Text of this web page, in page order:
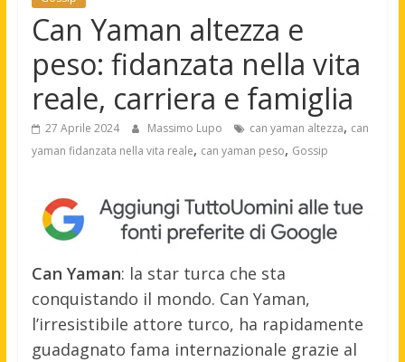
Can Yaman altezza e
peso: fidanzata nella vita
reale, carriera e famiglia
27 Aprile 2024 Massimo Lupo can yaman altezza, can
yaman fidanzata nella vita reale, can yaman peso, Gossip
Can Yaman: la star turca che sta
conquistando il mondo. Can Yaman,
l’irresistibile attore turco, ha rapidamente
guadagnato fama internazionale grazie al